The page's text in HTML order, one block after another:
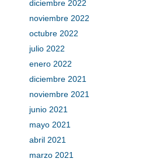
diciembre 2022
noviembre 2022
octubre 2022
julio 2022
enero 2022
diciembre 2021
noviembre 2021
junio 2021
mayo 2021
abril 2021
marzo 2021